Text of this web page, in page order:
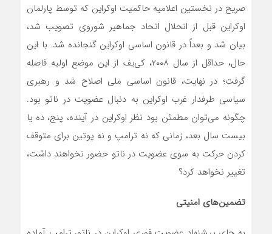
صریح در نخستین اعلامیه حاکمیت اوکراین که توسط پارلمان
اوکراین قبل از انحلال اتحاد جماهیر شوروی تصویب شد،
بیان شد و بعداً در قانون اساسی اوکراین گنجانده شد. با این
حال، حداقل از سال ۲۰۰۸، کی‌یف از این موضع اولیه فاصله
گرفت؛ در نهایت، قانون اساسی ملی اصلاح شد و رهبری
سیاسی طرفدار غرب اوکراین به دنبال عضویت در ناتو بود.
چگونه می‌توان مطمئن بود نظر اوکراین در آینده، پنج، ده یا
بیست سال بعد، زمانی که نه ترامپ و نه پوتین برای متوقف
کردن حرکت به سوی عضویت در ناتو حضور نخواهند داشت،
تغییر نخواهد کرد؟
تضمین‌های امنیتی